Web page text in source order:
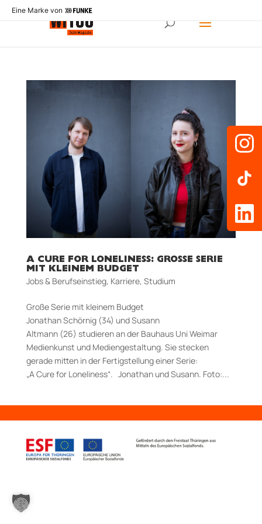
Eine Marke von
A CURE FOR LONELINESS: GROSSE SERIE M
IT KLEINEM BUDGET
Jobs & Berufseinstieg, Karriere, Studium
Große Serie mit kleinem Budget
Jonathan Schörnig (34) und Susann
Altmann (26) studieren an der Bauhaus Uni Weimar
Medienkunst und Mediengestaltung. Sie stecken
gerade mitten in der Fertigstellung einer Serie:
„A Cure for Loneliness“. Jonathan und Susann. Foto:...